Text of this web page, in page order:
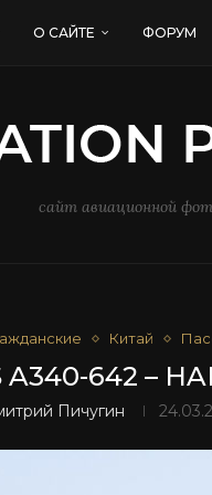
О САЙТЕ ФОРУМ
сайт авиационной
Китай
A340-642 –
Пичугин